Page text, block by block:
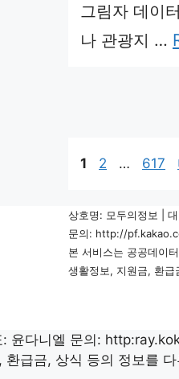
그림자 데이
나 관광지 …
페
1
페
2 …
페
617
상호명: 모두의정보 |
문의: http://
본 서비스는 공공데이
생활정보, 지원금, 환
윤다니엘 문의:
급금, 상식 등의 정보를